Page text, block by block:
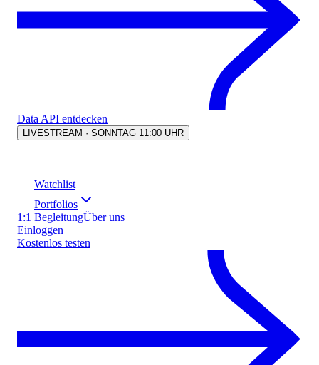
Data API entdecken
LIVESTREAM · SONNTAG 11:00 UHR
Watchlist
Portfolios
1:1 BegleitungÜber uns
Einloggen
Kostenlos testen